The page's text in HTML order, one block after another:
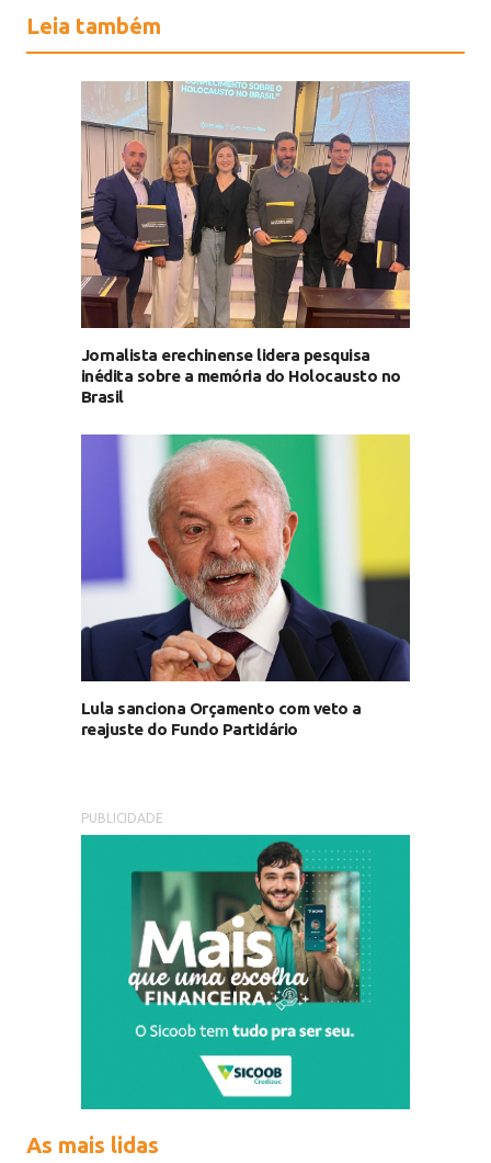
Leia também
Jornalista erechinense lidera pesquisa
inédita sobre a memória do Holocausto no
Brasil
Lula sanciona Orçamento com veto a
reajuste do Fundo Partidário
PUBLICIDADE
As mais lidas